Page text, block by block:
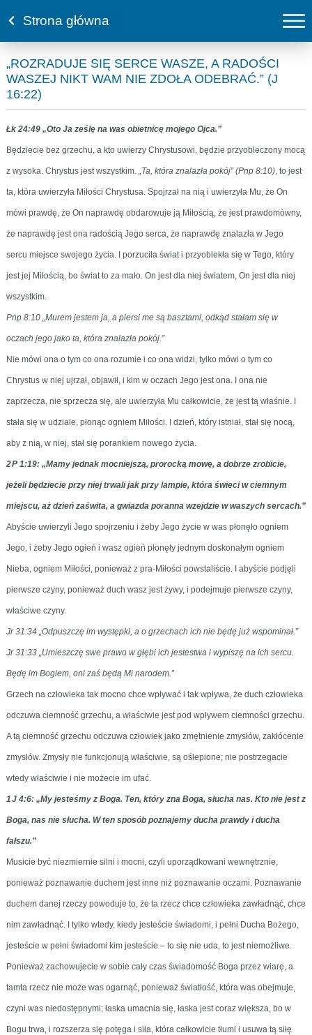
Strona główna
„ROZRADUJE SIĘ SERCE WASZE, A RADOŚCI
WASZEJ NIKT WAM NIE ZDOŁA ODEBRAĆ.” (J
16:22)
Łk 24:49 „Oto Ja ześlę na was obietnicę mojego Ojca.”
Będziecie bez grzechu, a kto uwierzy Chrystusowi, będzie przyobleczony mocą
z wysoka. Chrystus jest wszystkim. „Ta, która znalazła pokój” (Pnp 8:10), to jest
ta, która uwierzyła Miłości Chrystusa. Spojrzał na nią i uwierzyła Mu, że On
mówi prawdę, że On naprawdę obdarowuje ją Miłością, że jest prawdomówny,
że naprawdę jest ona radością Jego serca, że naprawdę znalazła w Jego
sercu miejsce swojego życia. I porzuciła świat i przyoblekła się w Tego, który
jest jej Miłością, bo świat to za mało. On jest dla niej światem, On jest dla niej
wszystkim.
Pnp 8:10 „Murem jestem ja, a piersi me są basztami, odkąd stałam się w
oczach jego jako ta, która znalazła pokój.”
Nie mówi ona o tym co ona rozumie i co ona widzi, tylko mówi o tym co
Chrystus w niej ujrzał, objawił, i kim w oczach Jego jest ona. I ona nie
zaprzecza, nie sprzecza się, ale uwierzyła Mu całkowicie, że jest tą właśnie. I
stała się w udziale, płonąc ogniem Miłości. I dzień, który istniał, stał się nocą,
aby z nią, w niej, stał się porankiem nowego życia.
2 P 1:19: „Mamy jednak mocniejszą, prorocką mowę, a dobrze zrobicie,
jeżeli będziecie przy niej trwali jak przy lampie, która świeci w ciemnym
miejscu, aż dzień zaświta, a gwiazda poranna wzejdzie w waszych sercach.”
Abyście uwierzyli Jego spojrzeniu i żeby Jego życie w was płonęło ogniem
Jego, i żeby Jego ogień i wasz ogień płonęły jednym doskonałym ogniem
Nieba, ogniem Miłości, ponieważ z pra-Miłości powstaliście. I abyście podjęli
pierwsze czyny, ponieważ duch wasz jest żywy, i podejmuje pierwsze czyny,
właściwe czyny.
Jr 31:34 „Odpuszczę im występki, a o grzechach ich nie będę już wspominał.”
Jr 31:33 „Umieszczę swe prawo w głębi ich jestestwa i wypiszę na ich sercu.
Będę im Bogiem, oni zaś będą Mi narodem.”
Grzech na człowieka tak mocno chce wpływać i tak wpływa, że duch człowieka
odczuwa ciemność grzechu, a właściwie jest pod wpływem ciemności grzechu.
A tą ciemność grzechu odczuwa człowiek jako zmętnienie zmysłów, zakłócenie
zmysłów. Zmysły nie funkcjonują właściwie, są oślepione; nie postrzegacie
wtedy właściwie i nie możecie im ufać.
1 J 4:6: „My jesteśmy z Boga. Ten, który zna Boga, słucha nas. Kto nie jest z
Boga, nas nie słucha. W ten sposób poznajemy ducha prawdy i ducha
fałszu.”
Musicie być niezmiernie silni i mocni, czyli uporządkowani wewnętrznie,
ponieważ poznawanie duchem jest inne niż poznawanie oczami. Poznawanie
duchem danej rzeczy powoduje to, że ta rzecz chce człowieka zawładnąć, chce
nim zawładnąć. I tylko wtedy, kiedy jesteście świadomi, i pełni Ducha Bożego,
jesteście w pełni świadomi kim jesteście – to się nie uda, to jest niemożliwe.
Ponieważ zachowujecie w sobie cały czas świadomość Boga przez wiarę, a
tamta rzecz nie może was ogarnąć, ponieważ światłość, która was obejmuje,
czyni was niedostępnymi; łaska umacnia się, łaska jest coraz większa, bo w
Bogu trwa, i rozszerza się potęga i siła, która całkowicie tłumi i usuwa tą siłę